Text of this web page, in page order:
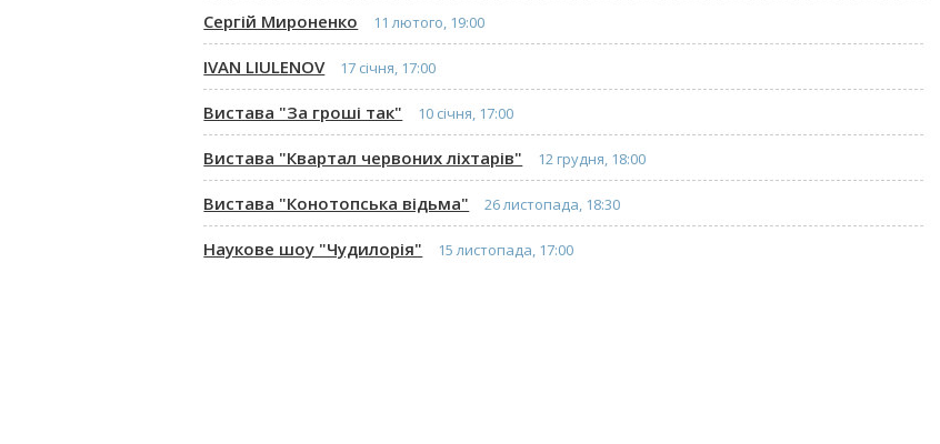
Сергій Мироненко 11 лютого, 19:00
IVAN LIULENOV 17 січня, 17:00
Вистава "За гроші так" 10 січня, 17:00
Вистава "Квартал червоних ліхтарів" 12 грудня, 18:00
Вистава "Конотопська відьма" 26 листопада, 18:30
Наукове шоу "Чудилорія" 15 листопада, 17:00